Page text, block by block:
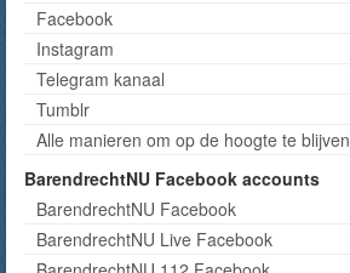
Facebook
Instagram
Telegram kanaal
Tumblr
Alle manieren om op de hoogte te blijven
BarendrechtNU Facebook accounts
BarendrechtNU Facebook
BarendrechtNU Live Facebook